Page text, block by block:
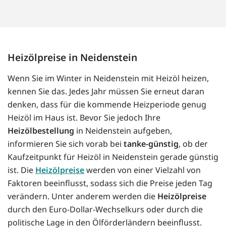
Heizölpreise in Neidenstein
Wenn Sie im Winter in Neidenstein mit Heizöl heizen,
kennen Sie das. Jedes Jahr müssen Sie erneut daran
denken, dass für die kommende Heizperiode genug
Heizöl im Haus ist. Bevor Sie jedoch Ihre
Heizölbestellung in Neidenstein aufgeben,
informieren Sie sich vorab bei tanke-günstig, ob der
Kaufzeitpunkt für Heizöl in Neidenstein gerade günstig
ist. Die Heizölpreisewerden von einer Vielzahl von
Faktoren beeinflusst, sodass sich die Preise jeden Tag
verändern. Unter anderem werden die Heizölpreise
durch den Euro-Dollar-Wechselkurs oder durch die
politische Lage in den Ölförderländern beeinflusst.